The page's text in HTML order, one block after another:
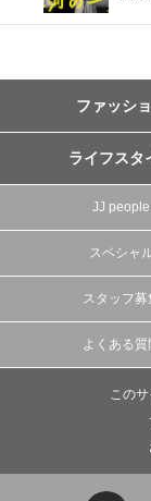
ファッシ
ライフスタ
JJ people
スペシャ
スタッフ募
よくある質
この